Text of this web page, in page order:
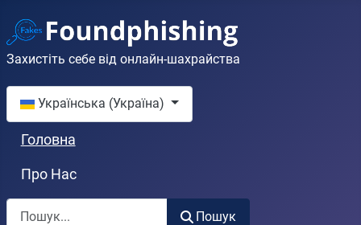
Захистіть себе від онлайн-шахрайства
Оберіть свою мову
Українська (Україна)
Головна
Про Нас
Пошук
Пошук